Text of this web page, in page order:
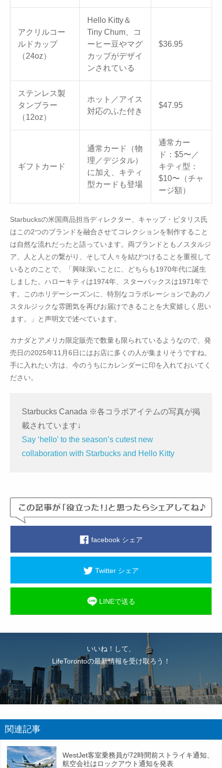
アクリルコー
ルドカップ
（24oz）
Hello Kitty＆
Tiny Chum、コ
ーヒー豆やマグ
カップがデザイ
ンされている
$36.95
ステンレス製
タンブラー
（12oz）
ホット／アイス
対応のふた付き
$47.95
ギフトカード
通常カード（物
理／デジタル）
に加え、キティ
型カードも登場
通常カー
ド：$5〜／
キティ型：
$10〜（チャ
ージ額）
Starbucksの米国商品担当ディレクター、キャップ・ピタリス氏
はこの2つのブランドを融合させてコレクションを制作すること
は自然な流れだったと語っています。両ブランドともノスタルジ
ア、人と人との繋がり、そして人々を結びつけることを重視して
いるとのことで、「興味深いことに、どちらも1970年代に誕生
しました。ハローキティは1974年、スターバックスは1971年で
す。このホリデーシーズンに、特別なコラボレーションであのノ
スタルジックな雰囲気を再びお届けできることを大変嬉しく思い
ます。」と声明文で述べています。
カナダとアメリカ限定販売で数量も限られているようなので、発
売日の2025年11月6日にはお店に多くの人が集まりそうですね。
手に入れたい方は、今のうちにカレンダーに印を入れておいてく
ださい。
Starbucks Canada ※各コラボアイテムの写真が掲
載されています↓
Say ‘hello’ to the season’s cutest new
collaboration with Starbucks and Hello Kitty
facebook シェア
Twitter シェア
LINEで送る
いいね！して、
LifeTorontoの最新情報を受け取ろう！
関連記事
WestJet客室乗務員が72時間前ストライキ通知、
航空会社はロックアウト通知を発表